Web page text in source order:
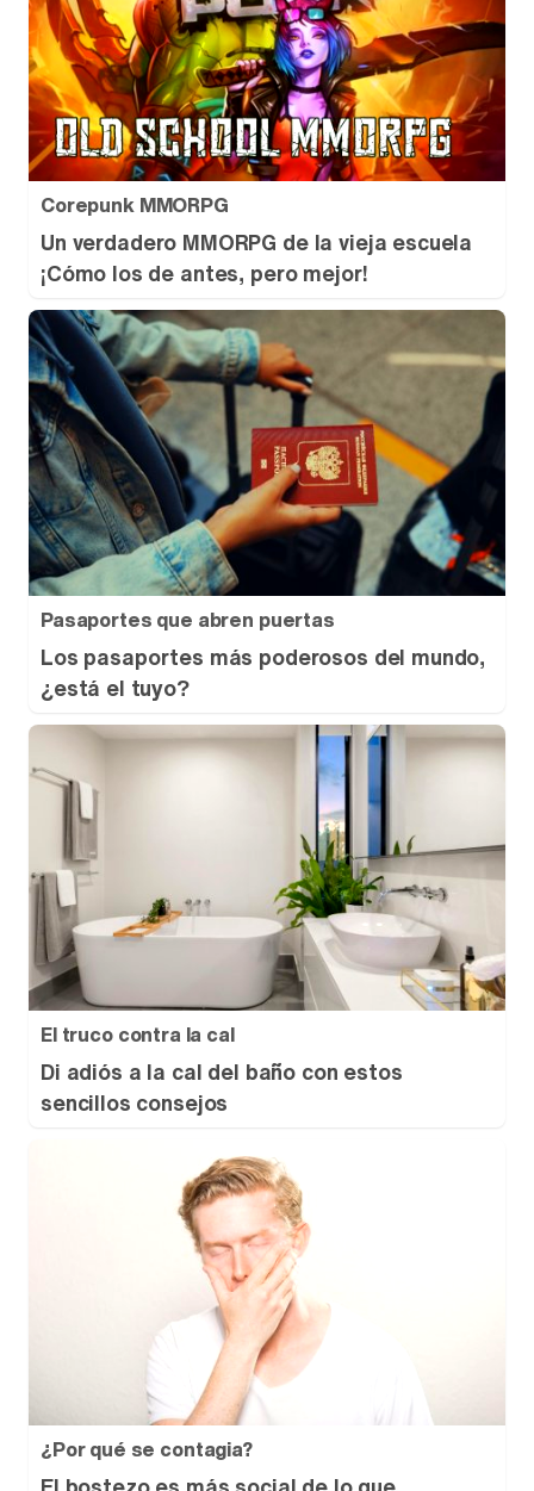
Corepunk MMORPG
Un verdadero MMORPG de la vieja escuela
¡Cómo los de antes, pero mejor!
Pasaportes que abren puertas
Los pasaportes más poderosos del mundo,
¿está el tuyo?
El truco contra la cal
Di adiós a la cal del baño con estos
sencillos consejos
¿Por qué se contagia?